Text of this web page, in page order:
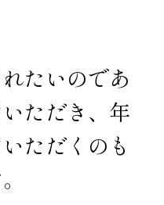
たいのであ
ただき、年
ただくのも